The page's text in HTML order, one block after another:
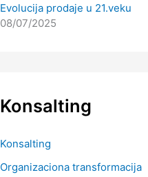
Evolucija prodaje u 21.veku
08/07/2025
Konsalting
Konsalting
Organizaciona transformacija